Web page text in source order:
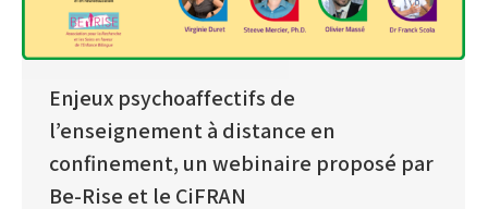
Enjeux psychoaffectifs de
l’enseignement à distance en
confinement, un webinaire proposé par
Be-Rise et le CiFRAN